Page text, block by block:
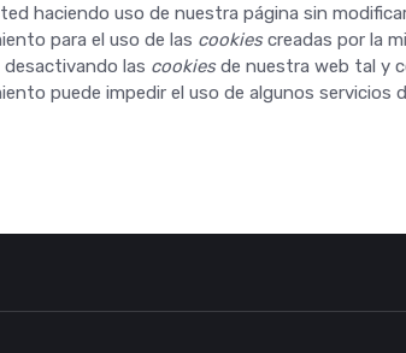
haciendo uso de nuestra página sin
para el uso de las cookiescreadas por la
las cookiesde nuestra web tal y
puede impedir el uso de algunos servicios